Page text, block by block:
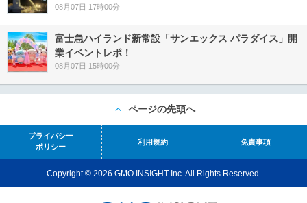
08月07日 17時00分
富士急ハイランド新常設「サンエックス パラダイス」開
業イベントレポ！
08月07日 15時00分
ページの先頭へ
プライバシー
ポリシー
利用規約 免責事項
Copyright © 2026 GMO INSIGHT Inc. All Rights Reserved.